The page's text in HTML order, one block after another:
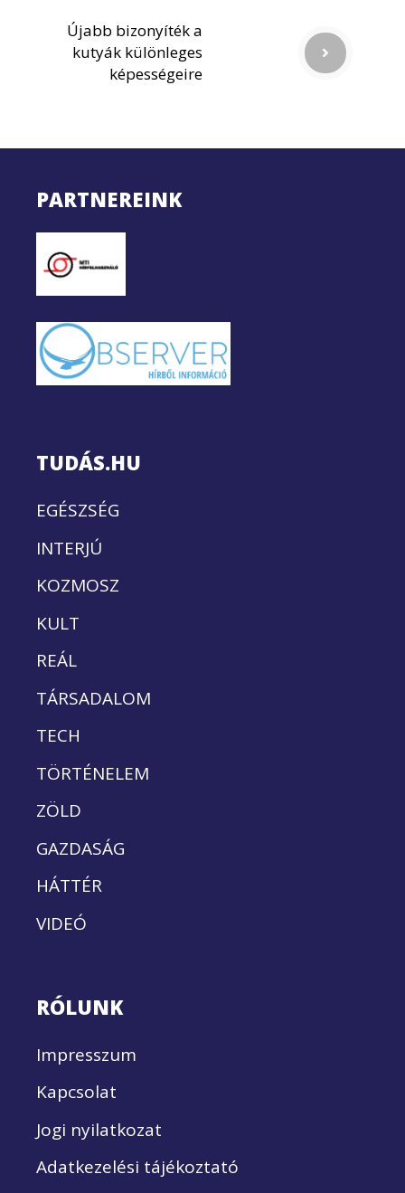
Újabb bizonyíték a
kutyák különleges
képességeire
PARTNEREINK
TUDÁS.HU
EGÉSZSÉG
INTERJÚ
KOZMOSZ
KULT
REÁL
TÁRSADALOM
TECH
TÖRTÉNELEM
ZÖLD
GAZDASÁG
HÁTTÉR
VIDEÓ
RÓLUNK
Impresszum
Kapcsolat
Jogi nyilatkozat
Adatkezelési tájékoztató